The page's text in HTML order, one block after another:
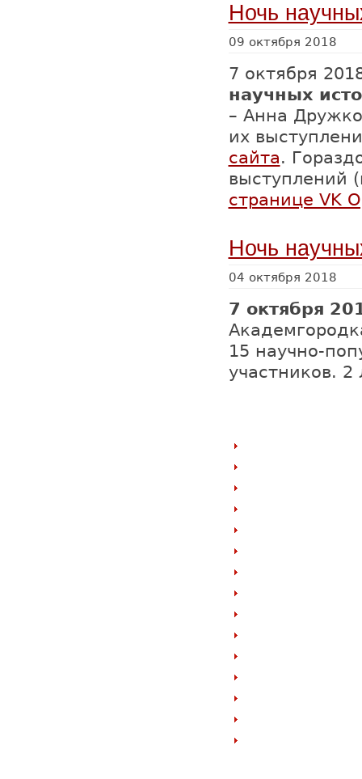
Ночь
09 октября 2018
7 октября
научных
– Анна
их
сайта.
выступлений
странице VK
Ночь
04 октября 2018
7 октября
15 научно-
участников.